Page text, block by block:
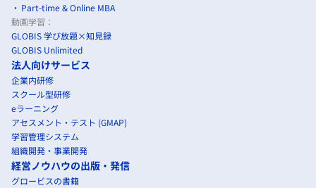
Part-time & Online MBA
動画学習：
GLOBIS 学び放題×知見録
GLOBIS Unlimited
法人向けサービス
企業内研修
スクール型研修
eラーニング
アセスメント・テスト (GMAP)
学習管理システム
組織開発・事業開発
経営ノウハウの出版・発信
グロービスの書籍